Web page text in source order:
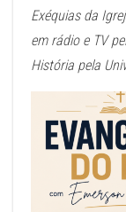
Exéquias da
em rádio e TV
História pela